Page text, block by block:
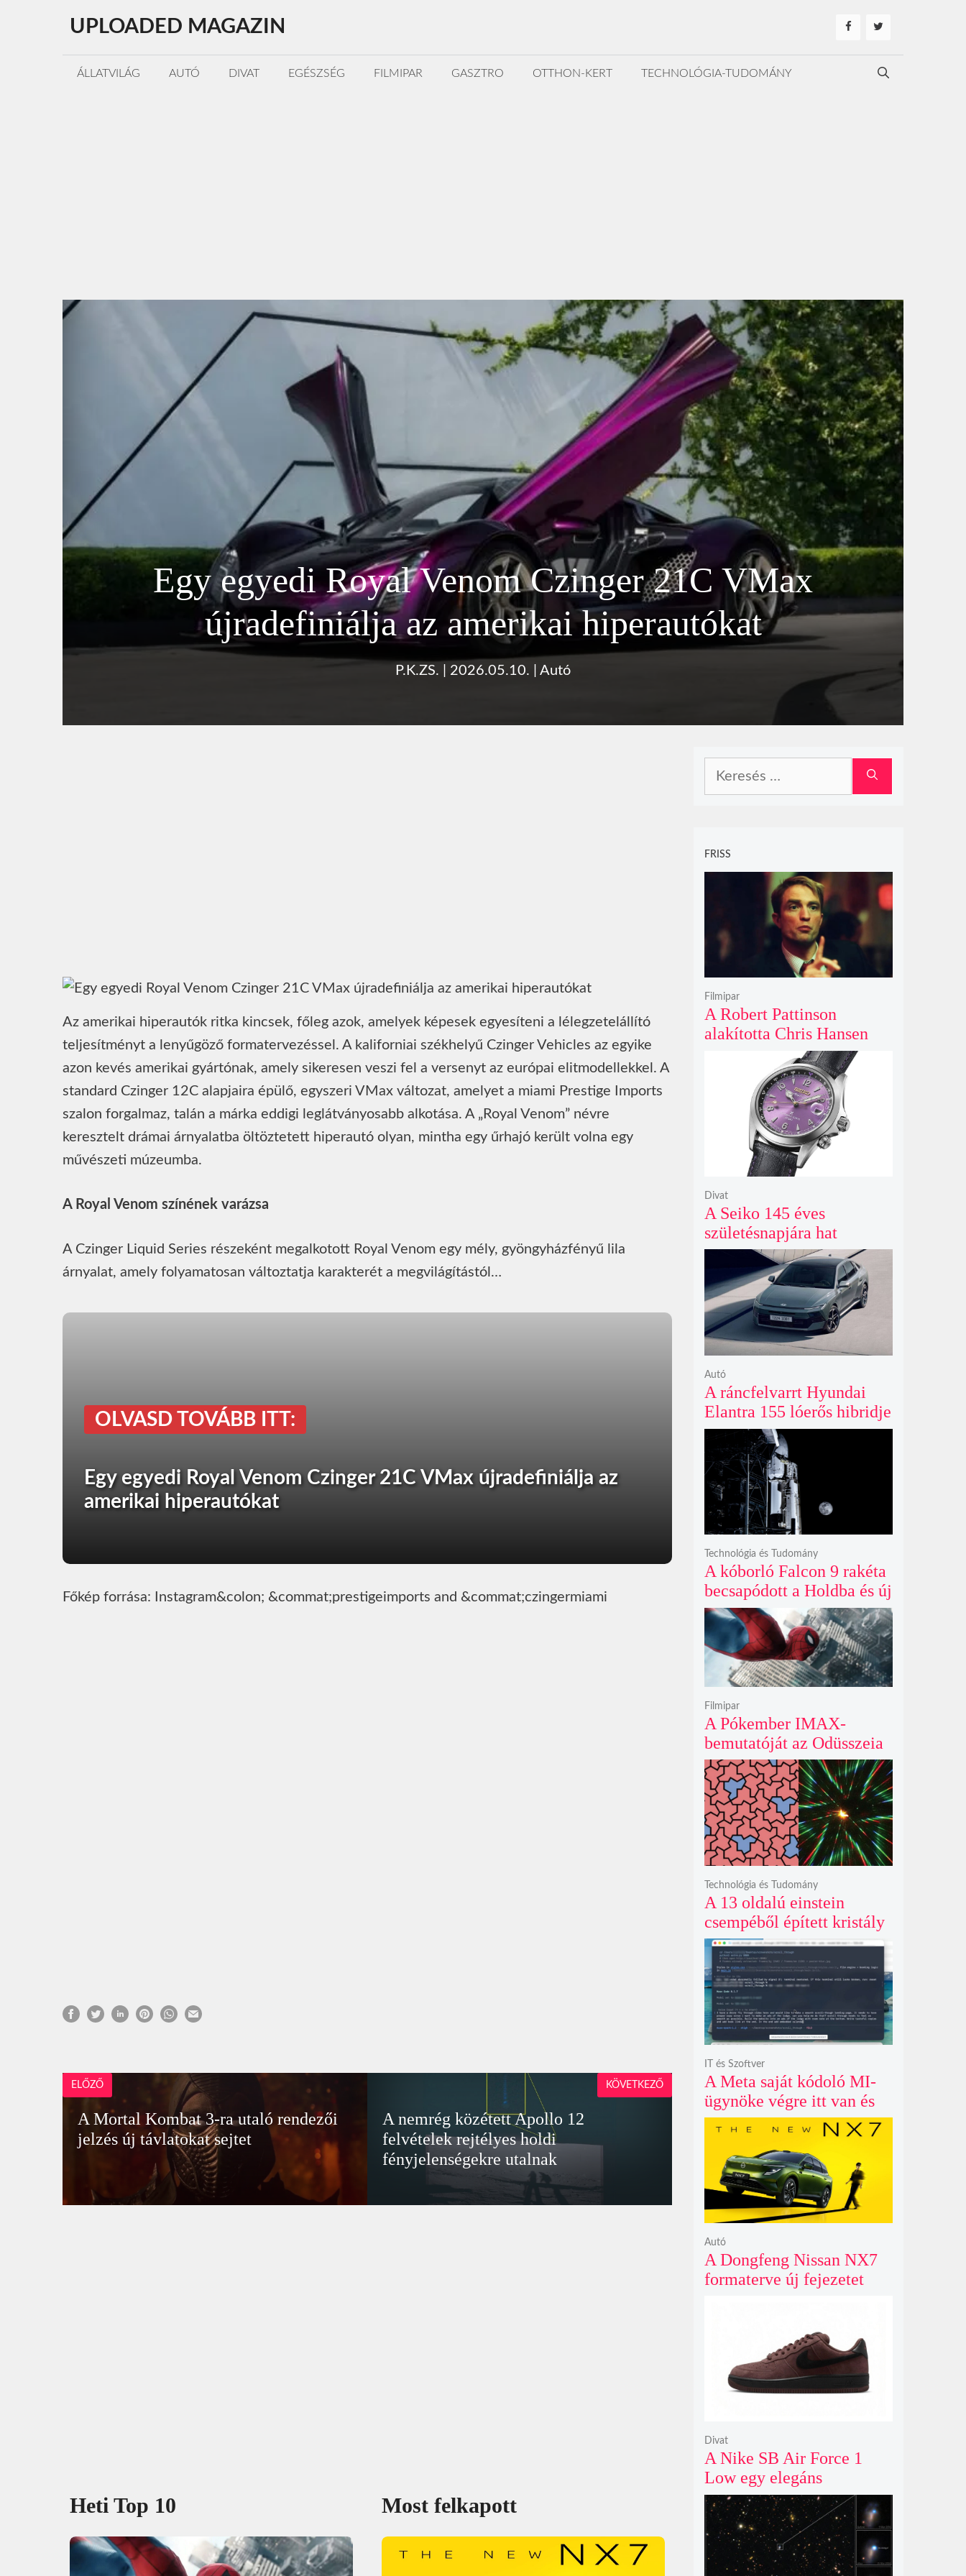
tartalomba
UPLOADED MAGAZIN
ÁLLATVILÁG AUTÓ DIVAT EGÉSZSÉG FILMIPAR GASZTRO OTTHON-KERT TECHNOLÓGIA-TUDOMÁNY
Egy egyedi Royal Venom Czinger 21C VMax
újradefiniálja az amerikai hiperautókat
P.K.ZS. 2026.05.10. Autó
Az amerikai hiperautók ritka kincsek, főleg azok, amelyek képesek egyesíteni a lélegzetelállító
teljesítményt a lenyűgöző formatervezéssel. A kaliforniai székhelyű Czinger Vehicles az egyike
azon kevés amerikai gyártónak, amely sikeresen veszi fel a versenyt az európai elitmodellekkel. A
standard Czinger 12C alapjaira épülő, egyszeri VMax változat, amelyet a miami Prestige Imports
szalon forgalmaz, talán a márka eddigi leglátványosabb alkotása. A „Royal Venom” névre
keresztelt drámai árnyalatba öltöztetett hiperautó olyan, mintha egy űrhajó került volna egy
művészeti múzeumba.
A Royal Venom színének varázsa
A Czinger Liquid Series részeként megalkotott Royal Venom egy mély, gyöngyházfényű lila
árnyalat, amely folyamatosan változtatja karakterét a megvilágítástól…
OLVASD TOVÁBB ITT:
Egy egyedi Royal Venom Czinger 21C VMax újradefiniálja az
amerikai hiperautókat
Főkép forrása: Instagram&colon; &commat;prestigeimports and &commat;czingermiami
ELŐZŐ
A Mortal Kombat 3-ra utaló rendezői
jelzés új távlatokat sejtet
A nemrég közétett Apollo 12
felvételek rejtélyes holdi
fényjelenségekre utalnak
KÖVETKEZŐ
Heti Top 10 Most felkapott
FRISS
A Robert Pattinson
alakította Chris Hansen
sötét vadászatra indul a
Primetime előzetesében
Filmipar
A Seiko 145 éves
születésnapjára hat
limitált kiadású Edo-lila
számlapos modellt hozott
ki
Divat
A ráncfelvarrt Hyundai
Elantra 155 lóerős hibridje
és prémium utastere
komoly belsőtéri ugrást
hoz
Autó
A kóborló Falcon 9 rakéta
becsapódott a Holdba és új
krátert hagyott maga után
Technológia és Tudomány
A Pókember IMAX-
bemutatóját az Odüsszeia
exkluzív vetítési
időszakának lejárta hozza
el
Filmipar
A 13 oldalú einstein
csempéből épített kristály
példátlanul forgó
csillagmintát vetít a fény
polarizációjától függően
Technológia és Tudomány
A Meta saját kódoló MI-
ügynöke végre itt van és
nem fél belenyúlni a
IT és Szoftver
A Dongfeng Nissan NX7
formaterve új fejezetet
Autó
A Nike SB Air Force 1
Low egy elegáns
világosbarna
színváltozatban bukkant
fel újra
Divat